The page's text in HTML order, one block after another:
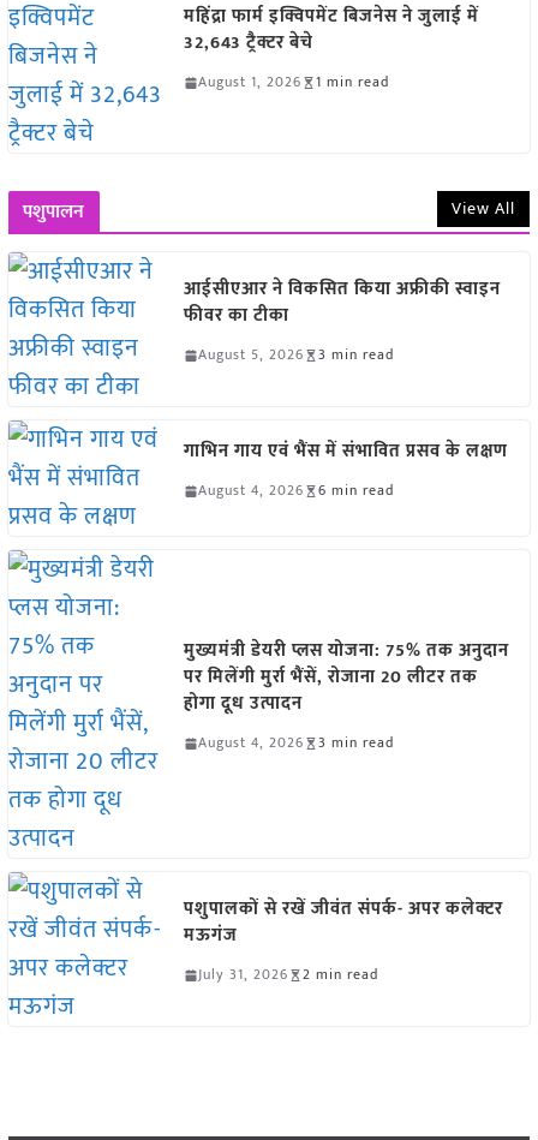
महिंद्रा फार्म इक्विपमेंट बिजनेस ने जुलाई में
32,643 ट्रैक्टर बेचे
August 1, 2026 1 min read
पशुपालन View All
आईसीएआर ने विकसित किया अफ्रीकी स्वाइन
फीवर का टीका
August 5, 2026 3 min read
गाभिन गाय एवं भैंस में संभावित प्रसव के लक्षण
August 4, 2026 6 min read
मुख्यमंत्री डेयरी प्लस योजना: 75% तक अनुदान
पर मिलेंगी मुर्रा भैंसें, रोजाना 20 लीटर तक
होगा दूध उत्पादन
August 4, 2026 3 min read
पशुपालकों से रखें जीवंत संपर्क- अपर कलेक्टर
मऊगंज
July 31, 2026 2 min read